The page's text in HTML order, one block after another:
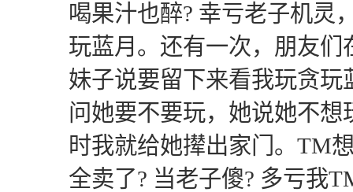
喝果汁也醉? 幸亏老子机灵
玩蓝月。还有一次，朋友
妹子说要留下来看我玩贪
问她要不要玩，她说她不
时我就给她撵出家门。TM
全卖了? 当老子傻? 多亏我